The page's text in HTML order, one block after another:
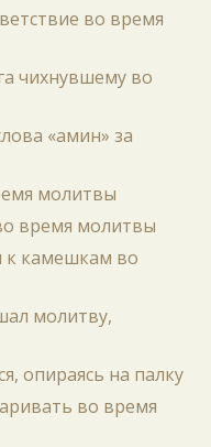
во время
чихнувшему во
«амин» за
молитвы
время молитвы
к камешкам во
молитву,
опираясь на палку
во время